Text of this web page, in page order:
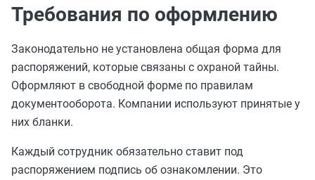
Требования по оформлению
Законодательно не установлена общая форма для
распоряжений, которые связаны с охраной тайны.
Оформляют в свободной форме по правилам
документооборота. Компании используют принятые у
них бланки.
Каждый сотрудник обязательно ставит под
распоряжением подпись об ознакомлении. Это